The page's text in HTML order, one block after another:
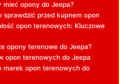
opony ⁤do Jeepa?
sprawdzić⁢ przed‌ kupnem‌ opon
opon terenowych: Kluczowe
​opony terenowe do Jeepa?
opon terenowych do Jeepa
marek opon ⁢terenowych⁤ do